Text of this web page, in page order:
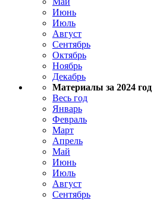
Июнь
Июль
Август
Сентябрь
Октябрь
Ноябрь
Декабрь
Материалы за 2024 год
Весь год
Январь
Февраль
Март
Апрель
Май
Июнь
Июль
Август
Сентябрь